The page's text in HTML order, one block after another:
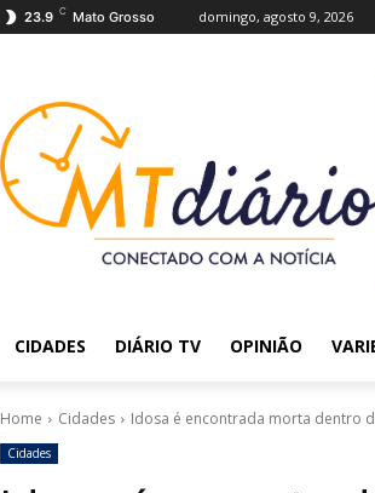
23.9 C Mato Grosso domingo, agosto 9, 2026
CIDADES DIÁRIO TV OPINIÃO
Home Cidades Idosa é encontrada morta dentro
Cidades